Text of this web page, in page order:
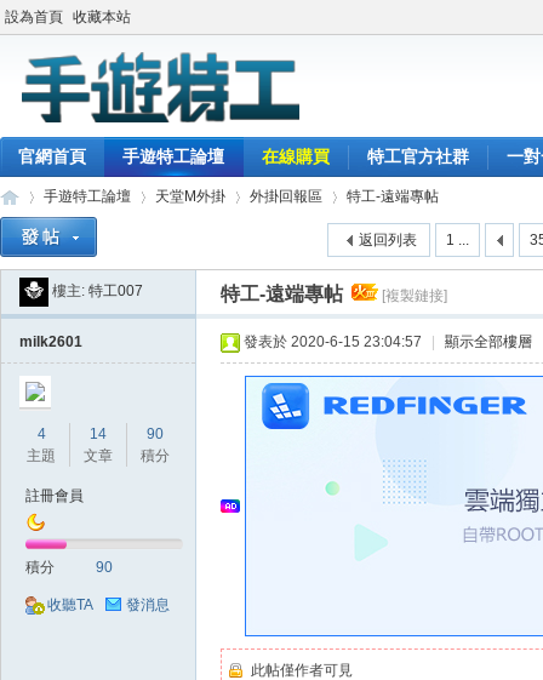
設為首頁 收藏本站
官網首頁 手遊特工論壇 在線購買 特工官方社群 一
»
手遊特工論壇
›
天堂M外掛
›
外掛回報區
›
特工-遠端專帖
1 ...
返回列表
樓主: 特工007 特工-遠端專帖 [複製鏈接]
milk2601
4
主題
14
文章
90
積分
註冊會員
積分 90
收聽TA 發消息
發表於 2020-6-15 23:04:57 顯示全部樓層
此帖僅作者可見